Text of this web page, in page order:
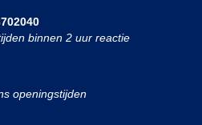
binnen 2 uur reactie
openingstijden